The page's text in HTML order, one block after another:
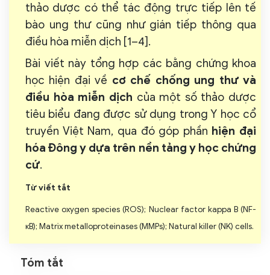
thảo dược có thể tác động trực tiếp lên tế
bào ung thư cũng như gián tiếp thông qua
điều hòa miễn dịch [1–4].
Bài viết này tổng hợp các bằng chứng khoa
học hiện đại về cơ chế chống ung thư và
điều hòa miễn dịch của một số thảo dược
tiêu biểu đang được sử dụng trong Y học cổ
truyền Việt Nam, qua đó góp phần hiện đại
hóa Đông y dựa trên nền tảng y học chứng
cứ.
Từ viết tắt
Reactive oxygen species (ROS); Nuclear factor kappa B (NF-
κB); Matrix metalloproteinases (MMPs); Natural killer (NK) cells.
Tóm tắt